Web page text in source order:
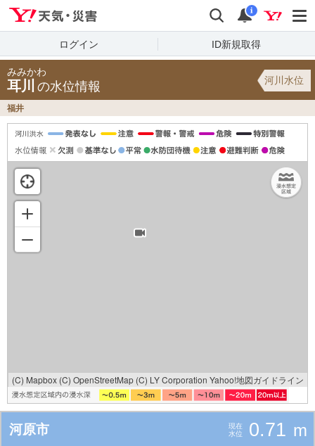
検索 通知
i
ログイン ID新規取得
みみかわ
耳川 の水位情報 河川水位
福井
(C) Mapbox (C) OpenStreetMap (C) LY Corporation Yahoo!地図ガイドライン
河原市
現在
水位
0.71 m